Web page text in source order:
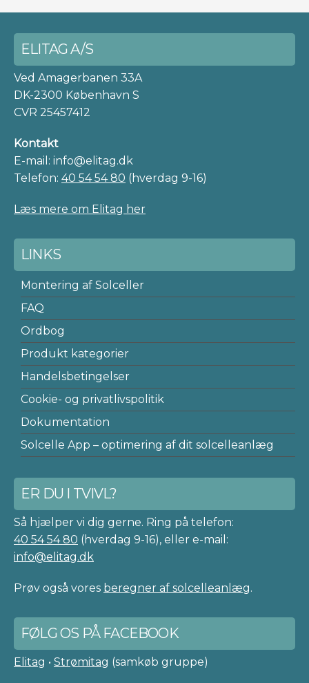
ELITAG A/S
Ved Amagerbanen 33A
DK-2300 København S
CVR 25457412
Kontakt
E-mail: info@elitag.dk
Telefon: 40 54 54 80 (hverdag 9-16)
Læs mere om Elitag her
LINKS
Montering af Solceller
FAQ
Ordbog
Produkt kategorier
Handelsbetingelser
Cookie- og privatlivspolitik
Dokumentation
Solcelle App – optimering af dit solcelleanlæg
ER DU I TVIVL?
Så hjælper vi dig gerne. Ring på telefon:
40 54 54 80 (hverdag 9-16), eller e-mail:
info@elitag.dk
Prøv også vores beregner af solcelleanlæg.
FØLG OS PÅ FACEBOOK
Elitag • Strømitag (samkøb gruppe)